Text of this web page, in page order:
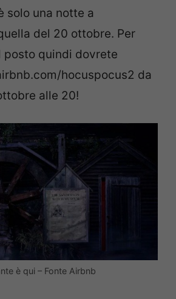
solo una notte a
del 20 ottobre. Per
posto quindi dovrete
hocuspocus2 da
alle 20!
è qui – Fonte Airbnb